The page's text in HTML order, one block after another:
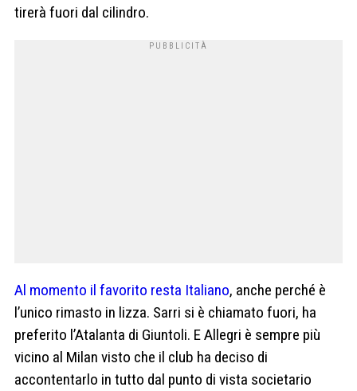
tirerà fuori dal cilindro.
Al momento il favorito resta Italiano, anche perché è
l’unico rimasto in lizza. Sarri si è chiamato fuori, ha
preferito l’Atalanta di Giuntoli. E Allegri è sempre più
vicino al Milan visto che il club ha deciso di
accontentarlo in tutto dal punto di vista societario